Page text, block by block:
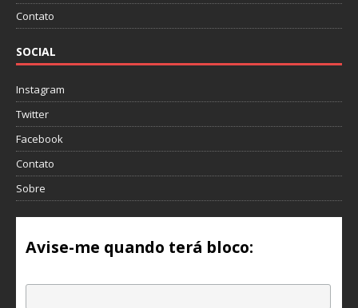
Contato
SOCIAL
Instagram
Twitter
Facebook
Contato
Sobre
Avise-me quando terá bloco: